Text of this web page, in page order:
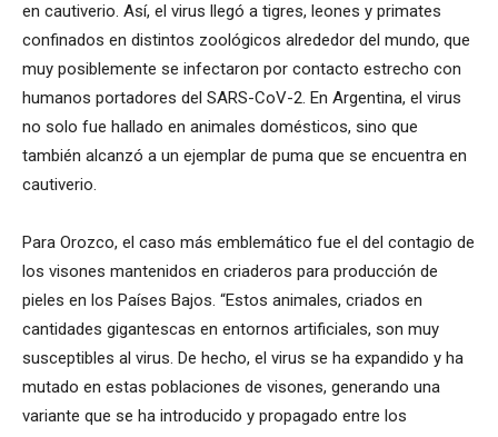
en cautiverio. Así, el virus llegó a tigres, leones y primates
confinados en distintos zoológicos alrededor del mundo, que
muy posiblemente se infectaron por contacto estrecho con
humanos portadores del SARS-CoV-2. En Argentina, el virus
no solo fue hallado en animales domésticos, sino que
también alcanzó a un ejemplar de puma que se encuentra en
cautiverio.
Para Orozco, el caso más emblemático fue el del contagio de
los visones mantenidos en criaderos para producción de
pieles en los Países Bajos. “Estos animales, criados en
cantidades gigantescas en entornos artificiales, son muy
susceptibles al virus. De hecho, el virus se ha expandido y ha
mutado en estas poblaciones de visones, generando una
variante que se ha introducido y propagado entre los